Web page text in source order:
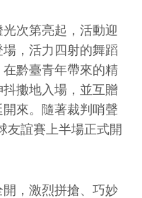
次第亮起，活動迎
，活力四射的舞蹈
黔臺青年帶來的精
擻地入場，並互贈
來。隨著裁判哨聲
友誼賽上半場正式開
，激烈拼搶、巧妙